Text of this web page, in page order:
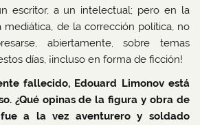
escritor, a un intelectual; pero en la
mediática, de la corrección política, no
abiertamente, sobre temas
días, ¡incluso en forma de ficción!
fallecido, Edouard Limonov está
¿Qué opinas de la figura y obra de
a la vez aventurero y soldado